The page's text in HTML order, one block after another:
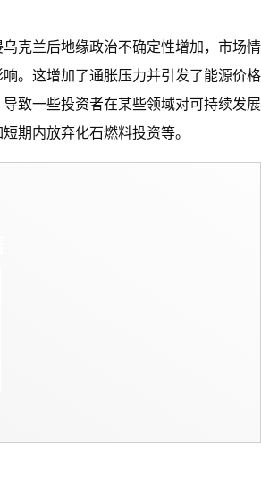
克兰后地缘政治不确定性增加，市场情
。这增加了通胀压力并引发了能源价格
致一些投资者在某些领域对可持续发展
期内放弃化石燃料投资等。